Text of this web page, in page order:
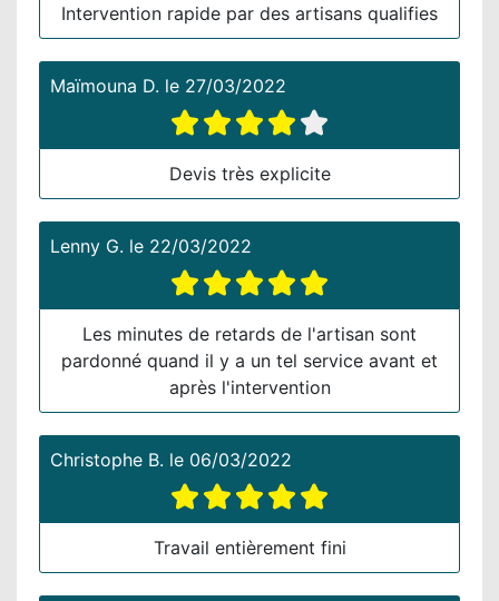
Intervention rapide par des artisans qualifies
Maïmouna D. le 27/03/2022
Devis très explicite
Lenny G. le 22/03/2022
Les minutes de retards de l'artisan sont
pardonné quand il y a un tel service avant et
après l'intervention
Christophe B. le 06/03/2022
Travail entièrement fini